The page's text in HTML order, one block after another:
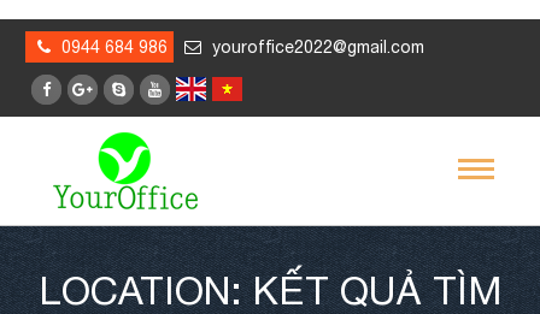
0944 684 986 youroffice2022@gmail.com
LOCATION: KẾT QUẢ TÌM